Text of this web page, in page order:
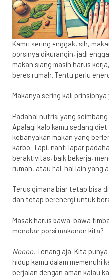
Kamu sering enggak, sih,
porsinya dikurangin, jadi
makan siang masih harus
beres rumah. Tentu perlu
Makanya sering kali
Padahal nutrisi yang
Apalagi kalo kamu sedang
kebanyakan makan yang
karbo. Tapi, nanti lapar
beraktivitas, baik bekerja,
rumah, atau hal-hal lain yang
Terus gimana biar tetap bisa
dan tetap berenergi untuk
Masak harus bawa-bawa
menakar porsi makanan kita?
Noooo. Tenang aja. Kita punya
hidup kamu dalam memenuhi
berjalan dengan aman kalau